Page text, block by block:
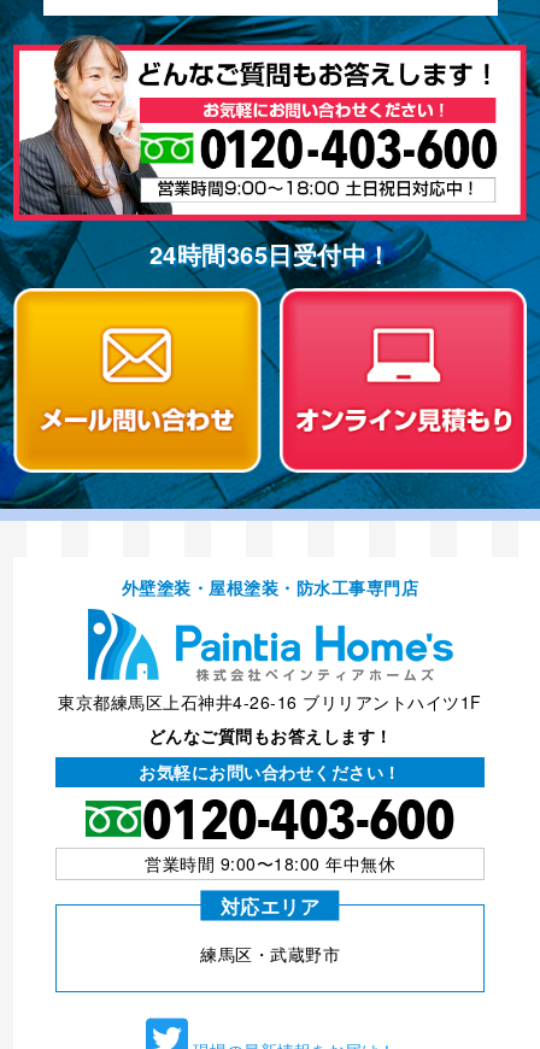
24時間365⽇受付中！
外壁塗装・屋根塗装・防⽔⼯事専⾨店
東京都練馬区上石神井4-26-16 ブリリアントハイツ1F
どんなご質問もお答えします！
お気軽にお問い合わせください！
営業時間 9:00〜18:00 年中無休
対応エリア
練⾺区・武蔵野市